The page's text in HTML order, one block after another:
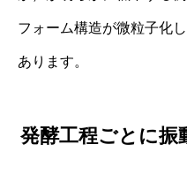
フォーム構造が微粒子化
あります。
発酵工程ごとに振